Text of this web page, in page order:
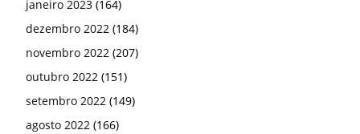
janeiro 2023 (164)
dezembro 2022 (184)
novembro 2022 (207)
outubro 2022 (151)
setembro 2022 (149)
agosto 2022 (166)